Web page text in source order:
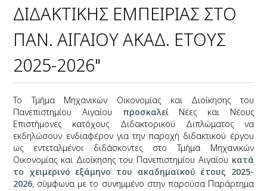
ΔΙΔΑΚΤΙΚΗΣ ΕΜΠΕΙΡΙΑΣ ΣΤΟ
ΠΑΝ. ΑΙΓΑΙΟΥ ΑΚΑΔ. ΕΤΟΥΣ
2025-2026"
Το Τμήμα Μηχανικών Οικονομίας και Διοίκησης του
Πανεπιστημίου Αιγαίου προσκαλεί Νέες και Νέους
Επιστήμονες κατόχους Διδακτορικού Διπλώματος να
εκδηλώσουν ενδιαφέρον για την παροχή διδακτικού έργου
ως εντεταλμένοι διδάσκοντες στο Τμήμα Μηχανικών
Οικονομίας και Διοίκησης του Πανεπιστημίου Αιγαίου κατά
το χειμερινό εξάμηνο του ακαδημαϊκού έτους 2025-
2026, σύμφωνα με το συνημμένο στην παρούσα Παράρτημα